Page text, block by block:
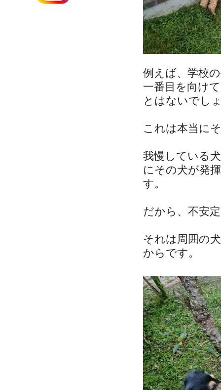
例えば、学校
一番目を向け
とはないでし
これは本当に
我慢している
にその犬が発
す。
だから、不安
それは周囲の
からです。